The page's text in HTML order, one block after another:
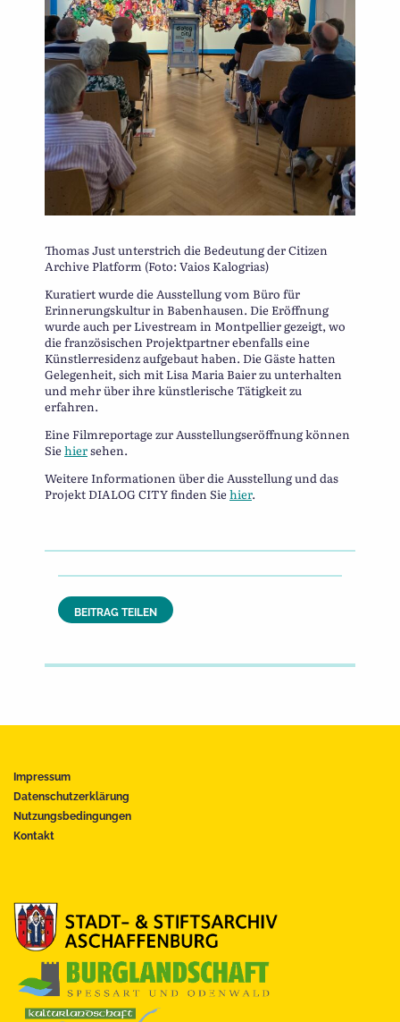
Thomas Just unterstrich die Bedeutung der Citizen
Archive Platform (Foto: Vaios Kalogrias)
Kuratiert wurde die Ausstellung vom Büro für
Erinnerungskultur in Babenhausen. Die Eröffnung
wurde auch per Livestream in Montpellier gezeigt, wo
die französischen Projektpartner ebenfalls eine
Künstlerresidenz aufgebaut haben. Die Gäste hatten
Gelegenheit, sich mit Lisa Maria Baier zu unterhalten
und mehr über ihre künstlerische Tätigkeit zu
erfahren.
Eine Filmreportage zur Ausstellungseröffnung können
Siehiersehen.
Weitere Informationen über die Ausstellung und das
Projekt DIALOG CITY finden Siehier.
BEITRAG TEILEN
Impressum
Datenschutzerklärung
Nutzungsbedingungen
Kontakt